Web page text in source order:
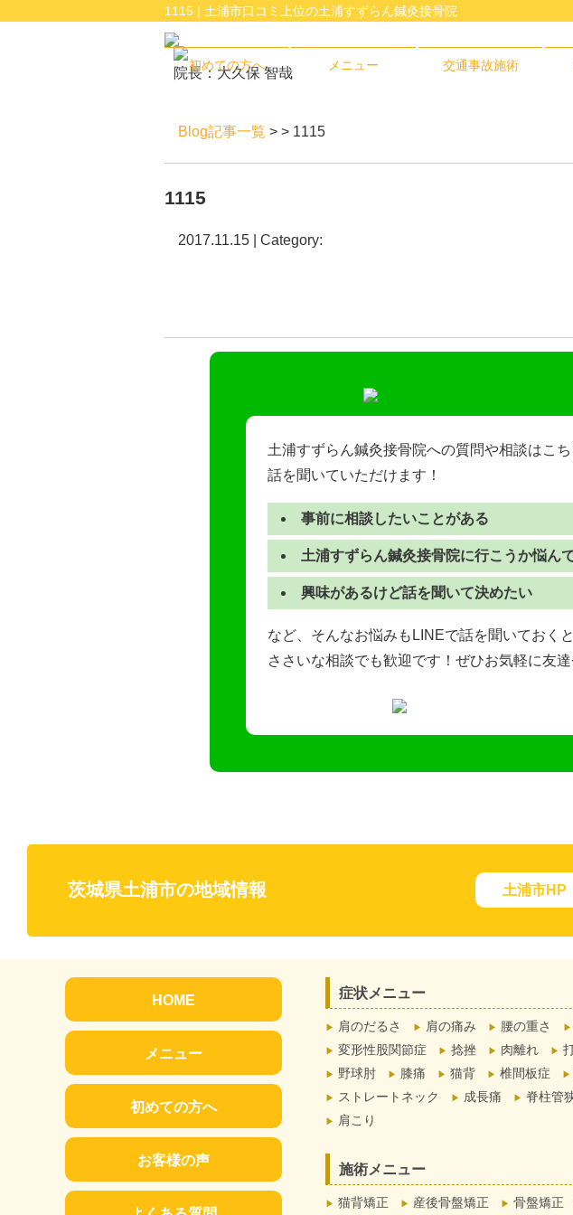
1115 | 土浦市口コミ上位の土浦すずらん鍼灸接骨院
院長：大久保 智哉
初めての方へ メニュー 交通事故施術
Blog記事一覧 > > 1115
1115
2017.11.15 | Category:
土浦すずらん鍼灸接骨院への質問や相談はこ
話を聞いていただけます！
事前に相談したいことがある
土浦すずらん鍼灸接骨院に行こうか悩ん
興味があるけど話を聞いて決めたい
など、そんなお悩みもLINEで話を聞いておく
ささいな相談でも歓迎です！ぜひお気軽に友
茨城県土浦市の地域情報 土浦市HP
HOME
メニュー
初めての方へ
お客様の声
症状メニュー
肩のだるさ 肩の痛み 腰の重さ
変形性股関節症
捻挫 肉離れ
野球肘
膝痛 猫背 椎間板症
ストレートネック
成長痛 脊柱管
肩こり
施術メニュー
猫背矯正 産後骨盤矯正 骨盤矯正